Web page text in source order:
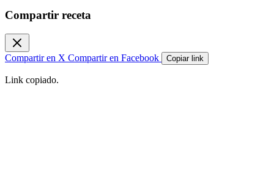
Compartir receta
Compartir en X Compartir en Facebook Copiar link
Link copiado.